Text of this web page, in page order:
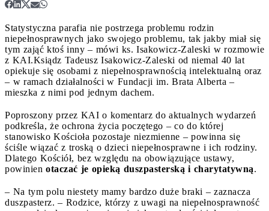
Statystyczna parafia nie postrzega problemu rodzin
niepełnosprawnych jako swojego problemu, tak jakby miał się
tym zająć ktoś inny – mówi ks. Isakowicz-Zaleski w rozmowie
z KAI.Ksiądz Tadeusz Isakowicz-Zaleski od niemal 40 lat
opiekuje się osobami z niepełnosprawnością intelektualną oraz
– w ramach działalności w Fundacji im. Brata Alberta –
mieszka z nimi pod jednym dachem.
Poproszony przez KAI o komentarz do aktualnych wydarzeń
podkreśla, że ochrona życia poczętego – co do której
stanowisko Kościoła pozostaje niezmienne – powinna się
ściśle wiązać z troską o dzieci niepełnosprawne i ich rodziny.
Dlatego Kościół, bez względu na obowiązujące ustawy,
powinien otaczać je opieką duszpasterską i charytatywną.
– Na tym polu niestety mamy bardzo duże braki – zaznacza
duszpasterz. – Rodzice, którzy z uwagi na niepełnosprawność